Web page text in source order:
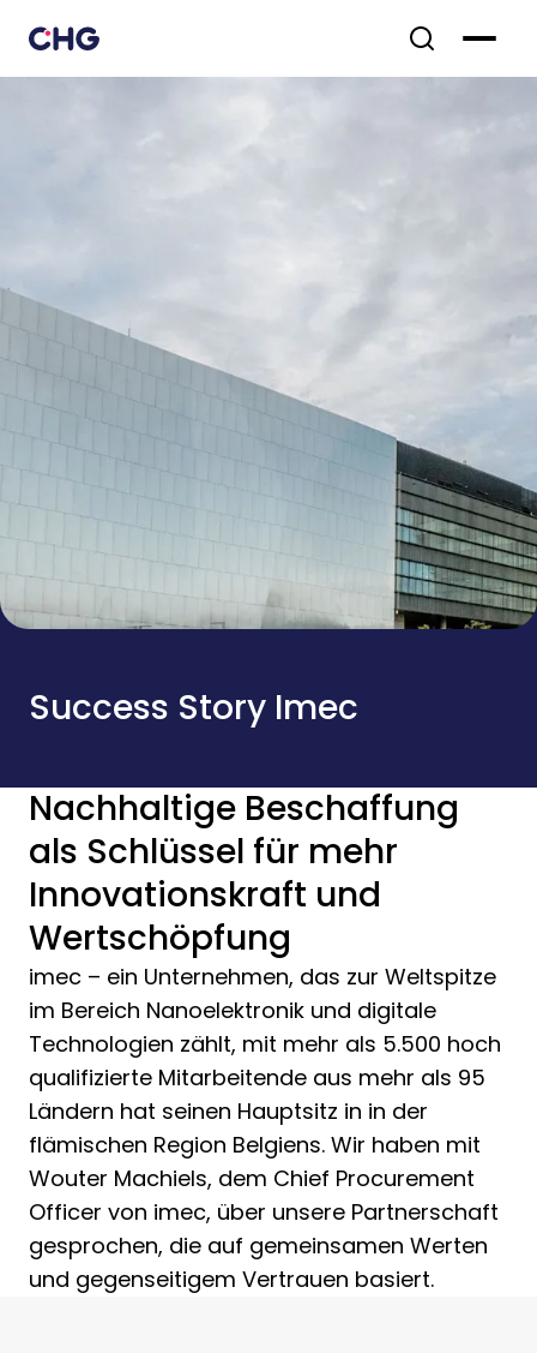
Success Story Imec
Nachhaltige Beschaffung
als Schlüssel für mehr
Innovationskraft und
Wertschöpfung
imec – ein Unternehmen, das zur Weltspitze
im Bereich Nanoelektronik und digitale
Technologien zählt, mit mehr als 5.500 hoch
qualifizierte Mitarbeitende aus mehr als 95
Ländern hat seinen Hauptsitz in in der
flämischen Region Belgiens. Wir haben mit
Wouter Machiels, dem Chief Procurement
Officer von imec, über unsere Partnerschaft
gesprochen, die auf gemeinsamen Werten
und gegenseitigem Vertrauen basiert.